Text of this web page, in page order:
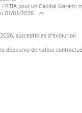
/ PTIA pour un Capital
01/01/2026
susceptibles d’évolution.
dépourvu de valeur